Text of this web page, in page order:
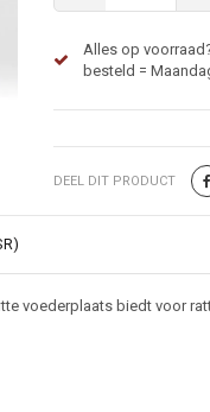
Alles op
besteld =
DEEL DIT PRODUCT
voederplaats biedt voor